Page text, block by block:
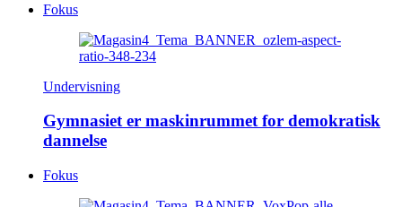
Fokus
Undervisning
Gymnasiet er maskinrummet for demokratisk
dannelse
Fokus